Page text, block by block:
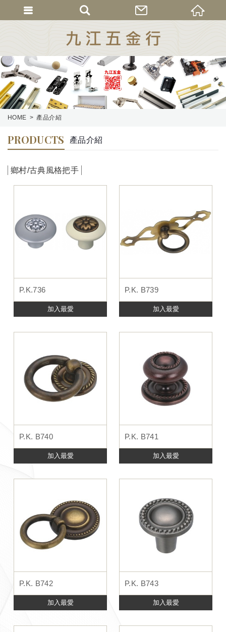
HOME 產品介紹
PRODUCTS 產品介紹
鄉村/古典風格把手
P.K.736
加入最愛
P.K. B739
加入最愛
P.K. B740
加入最愛
P.K. B741
加入最愛
P.K. B742
加入最愛
P.K. B743
加入最愛